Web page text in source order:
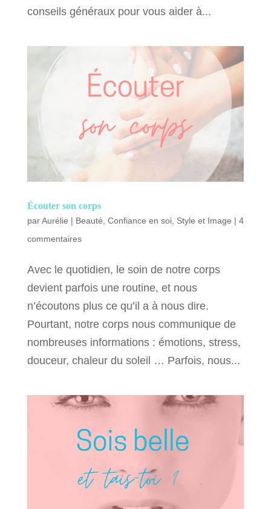
conseils généraux pour vous aider à...
Écouter son corps
parAurélie | Beauté Confiance en soi, Style et Image | 4
commentaires
Avec le quotidien, le soin de notre corps
devient parfois une routine, et nous
n’écoutons plus ce qu’il a à nous dire.
Pourtant, notre corps nous communique de
nombreuses informations : émotions, stress,
douceur, chaleur du soleil … Parfois, nous...